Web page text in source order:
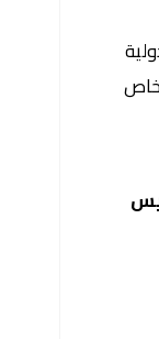
حركة رياضية وإنسانية دولية